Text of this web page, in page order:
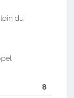
loin du
8